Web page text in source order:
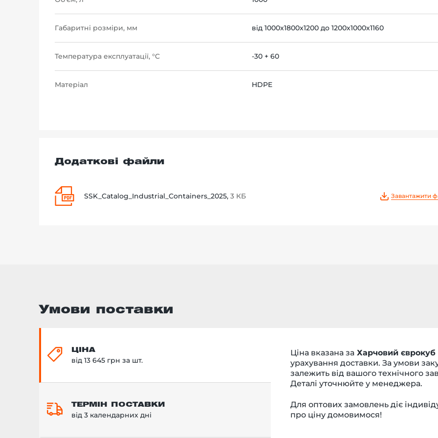
Габаритні розміри, мм від 1000x1800x1200 до 1200х1000х1160
Температура експлуатації, °C -30 + 60
Матеріал HDPE
Додаткові файли
SSK_Catalog_Industrial_Containers_2025, 3 КБ Завантажити
Умови поставки
ЦІНА
від 13 645 грн за шт.
ТЕРМІН ПОСТАВКИ
від 3 календарних дні
Ціна вказана заХарчовий єврокуб
урахування доставки. За умови
залежить від вашого технічного
Деталі уточнюйте у менеджера.
Для оптових замовлень діє
про ціну домовимося!